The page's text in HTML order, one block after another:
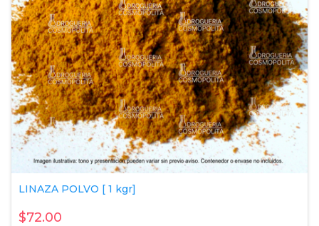
LINAZA POLVO [ 1 kgr]
$72.00